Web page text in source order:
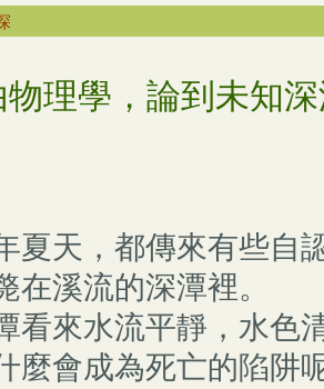
物理學，論到未知
夏天，都傳來有些自
在溪流的深潭裡。
看來水流平靜，水色
麼會成為死亡的陷阱